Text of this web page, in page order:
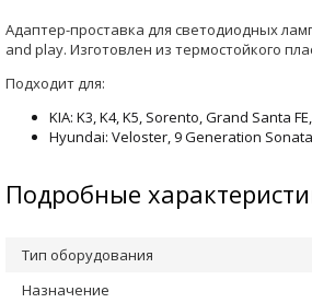
Адаптер-проставка для светодиодных
and play. Изготовлен из термостойкого
Подходит для:
KIA: K3, K4, K5, Sorento, Grand Santa FE,
Hyundai: Veloster, 9 Generation
Подробные
Тип оборудования
Назначение